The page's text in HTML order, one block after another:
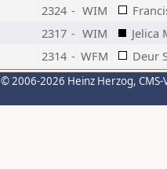
2324 - WIM
2317 - WIM
Jelica
2314 - WFM Deur
© 2006-2026 Heinz Herzog,